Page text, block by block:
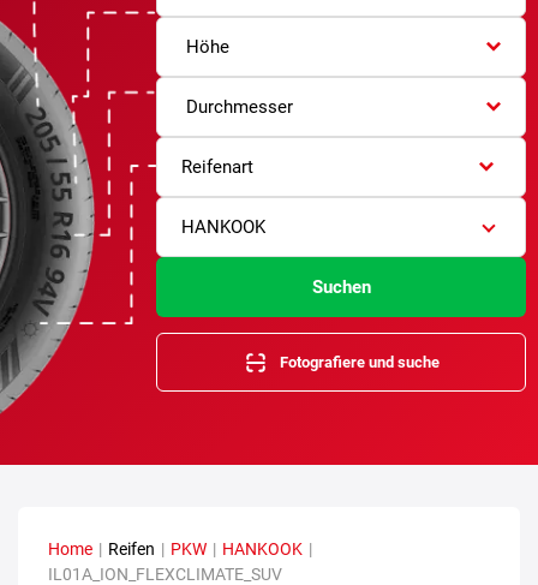
Höhe
Durchmesser
Reifenart
HANKOOK
Suchen
Fotografiere und suche
Home | Reifen | PKW | HANKOOK |
IL01A_ION_FLEXCLIMATE_SUV